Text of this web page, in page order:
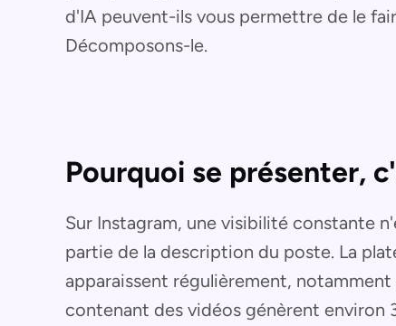
d'IA peuvent-ils vous permettre de le
Décomposons-le.
Pourquoi se présenter,
Sur Instagram, une visibilité constante
partie de la description du poste. La
apparaissent régulièrement,
contenant des vidéos génèrent environ